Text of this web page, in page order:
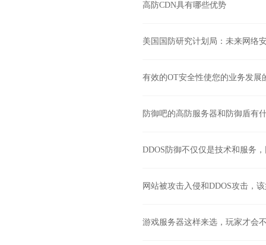
高防CDN具有哪些优势
美国国防研究计划局：未来网络
有效的OT安全性使您的业务发展
防御吧的高防服务器和防御盾有
DDOS防御不仅仅是技术和服务
网站被攻击入侵和DDOS攻击，
游戏服务器这样来选，玩家才会